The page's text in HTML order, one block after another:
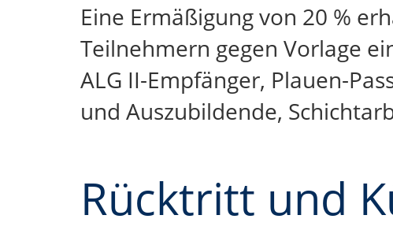
Eine Ermäßigung von 20 %
Teilnehmern gegen Vorlage
ALG II-Empfänger, Plauen-
und Auszubildende,
Rücktritt und